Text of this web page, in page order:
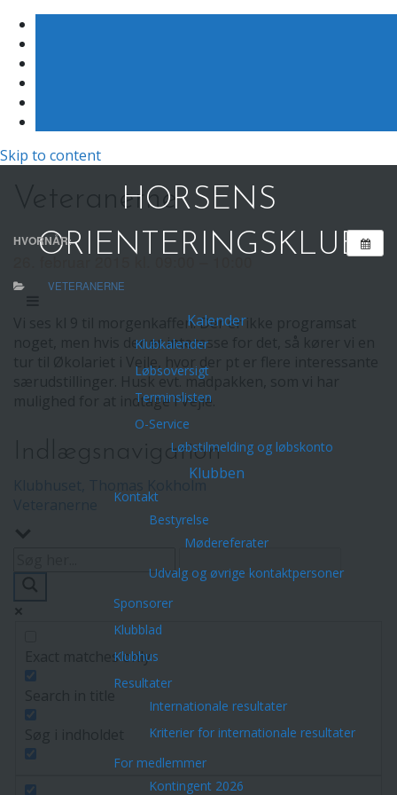
Skip to content
HORSENS
ORIENTERINGSKLUB
Kalender
Klubkalender
Løbsoversigt
Terminslisten
O-Service
Løbstilmelding og løbskonto
Klubben
Kontakt
Bestyrelse
Mødereferater
Udvalg og øvrige kontaktpersoner
Sponsorer
Klubblad
Klubhus
Resultater
Internationale resultater
Kriterier for internationale resultater
For medlemmer
Kontingent 2026
Veteranerne
HVORNÅR:
26. februar 2015 kl. 09:00 – 10:00
VETERANERNE
Vi ses kl 9 til morgenkaffen. Der er ikke programsat
noget, men hvis der er interesse for det, så kører vi en
tur til Økolariet i Vejle, hvor der pt er flere interessante
særudstillinger. Husk evt. madpakken, som vi har
mulighed for at indtage i Vejle.
Indlægsnavigation
Exact matches only